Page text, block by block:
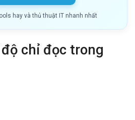
hay và thủ thuật IT nhanh nhất
chỉ đọc trong